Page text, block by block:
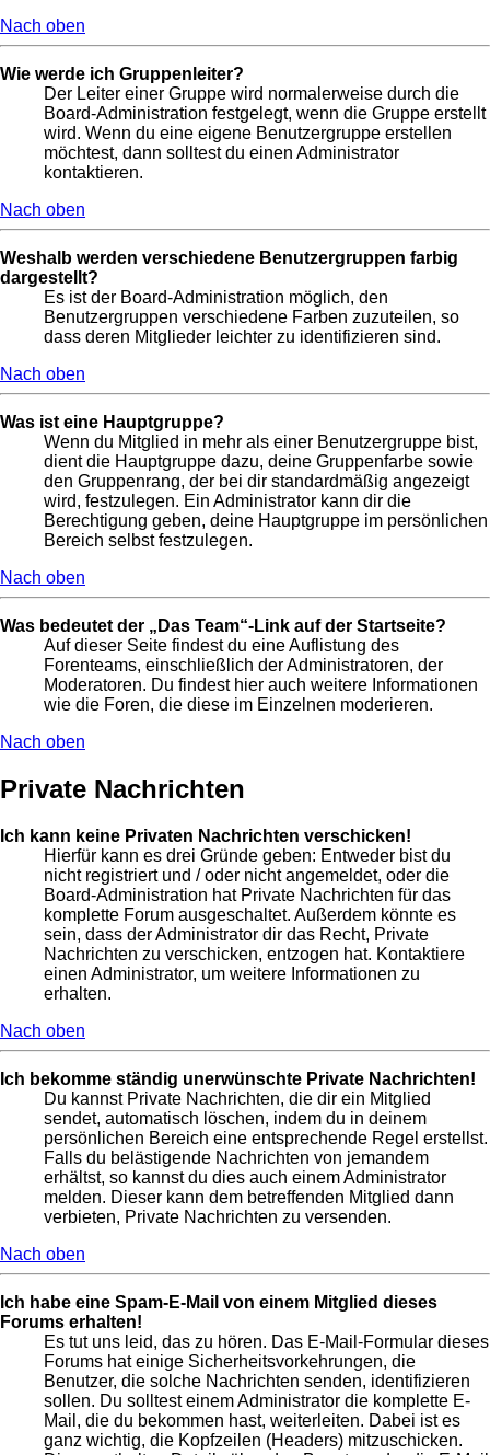
Nach oben
Wie werde ich Gruppenleiter?
Der Leiter einer Gruppe wird normalerweise durch die
Board-Administration festgelegt, wenn die Gruppe erstellt
wird. Wenn du eine eigene Benutzergruppe erstellen
möchtest, dann solltest du einen Administrator
kontaktieren.
Nach oben
Weshalb werden verschiedene Benutzergruppen farbig
dargestellt?
Es ist der Board-Administration möglich, den
Benutzergruppen verschiedene Farben zuzuteilen, so
dass deren Mitglieder leichter zu identifizieren sind.
Nach oben
Was ist eine Hauptgruppe?
Wenn du Mitglied in mehr als einer Benutzergruppe bist,
dient die Hauptgruppe dazu, deine Gruppenfarbe sowie
den Gruppenrang, der bei dir standardmäßig angezeigt
wird, festzulegen. Ein Administrator kann dir die
Berechtigung geben, deine Hauptgruppe im persönlichen
Bereich selbst festzulegen.
Nach oben
Was bedeutet der „Das Team“-Link auf der Startseite?
Auf dieser Seite findest du eine Auflistung des
Forenteams, einschließlich der Administratoren, der
Moderatoren. Du findest hier auch weitere Informationen
wie die Foren, die diese im Einzelnen moderieren.
Nach oben
Private Nachrichten
Ich kann keine Privaten Nachrichten verschicken!
Hierfür kann es drei Gründe geben: Entweder bist du
nicht registriert und / oder nicht angemeldet, oder die
Board-Administration hat Private Nachrichten für das
komplette Forum ausgeschaltet. Außerdem könnte es
sein, dass der Administrator dir das Recht, Private
Nachrichten zu verschicken, entzogen hat. Kontaktiere
einen Administrator, um weitere Informationen zu
erhalten.
Nach oben
Ich bekomme ständig unerwünschte Private Nachrichten!
Du kannst Private Nachrichten, die dir ein Mitglied
sendet, automatisch löschen, indem du in deinem
persönlichen Bereich eine entsprechende Regel erstellst.
Falls du belästigende Nachrichten von jemandem
erhältst, so kannst du dies auch einem Administrator
melden. Dieser kann dem betreffenden Mitglied dann
verbieten, Private Nachrichten zu versenden.
Nach oben
Ich habe eine Spam-E-Mail von einem Mitglied dieses
Forums erhalten!
Es tut uns leid, das zu hören. Das E-Mail-Formular dieses
Forums hat einige Sicherheitsvorkehrungen, die
Benutzer, die solche Nachrichten senden, identifizieren
sollen. Du solltest einem Administrator die komplette E-
Mail, die du bekommen hast, weiterleiten. Dabei ist es
ganz wichtig, die Kopfzeilen (Headers) mitzuschicken.